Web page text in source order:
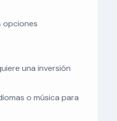
opciones
una inversión
o música para